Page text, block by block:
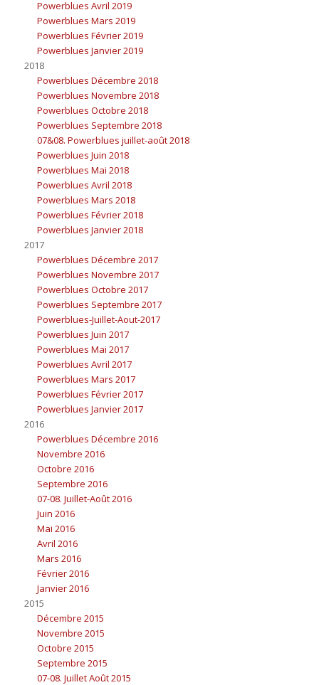
Powerblues Avril 2019
Powerblues Mars 2019
Powerblues Février 2019
Powerblues Janvier 2019
2018
Powerblues Décembre 2018
Powerblues Novembre 2018
Powerblues Octobre 2018
Powerblues Septembre 2018
07&08. Powerblues juillet-août 2018
Powerblues Juin 2018
Powerblues Mai 2018
Powerblues Avril 2018
Powerblues Mars 2018
Powerblues Février 2018
Powerblues Janvier 2018
2017
Powerblues Décembre 2017
Powerblues Novembre 2017
Powerblues Octobre 2017
Powerblues Septembre 2017
Powerblues-Juillet-Aout-2017
Powerblues Juin 2017
Powerblues Mai 2017
Powerblues Avril 2017
Powerblues Mars 2017
Powerblues Février 2017
Powerblues Janvier 2017
2016
Powerblues Décembre 2016
Novembre 2016
Octobre 2016
Septembre 2016
07-08. Juillet-Août 2016
Juin 2016
Mai 2016
Avril 2016
Mars 2016
Février 2016
Janvier 2016
2015
Décembre 2015
Novembre 2015
Octobre 2015
Septembre 2015
07-08. Juillet Août 2015